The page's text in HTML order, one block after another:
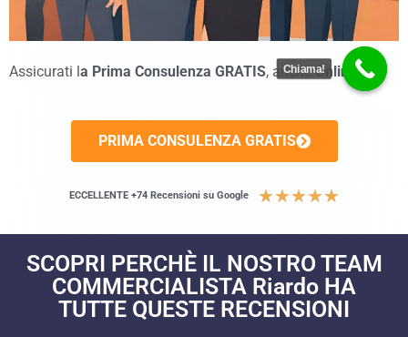
Assicurati la Prima Consulenza GRATIS, ancheOnline!
PRIMA CONSULENZA GRATIS
ECCELLENTE +74 Recensioni su Google ★★★★★
SCOPRI PERCHÈ IL NOSTRO TEAM
COMMERCIALISTA Riardo HA
TUTTE QUESTE RECENSIONI​
Chiama!